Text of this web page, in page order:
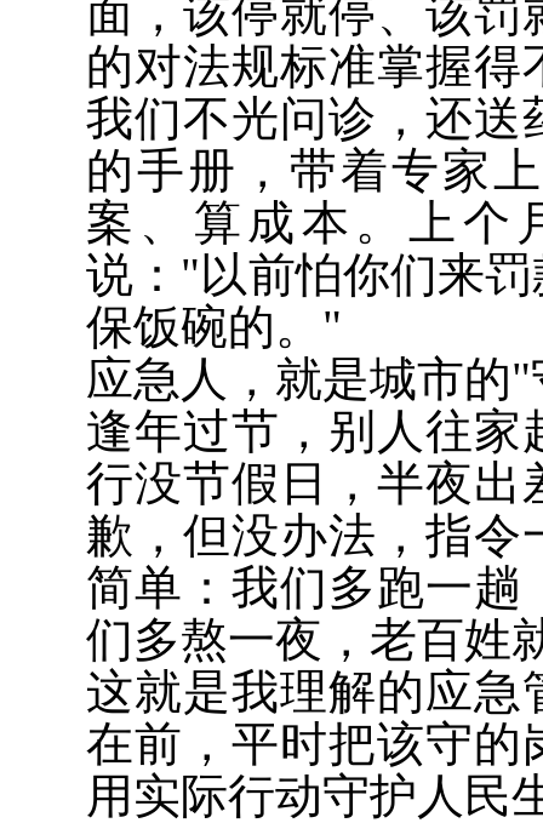
面，该停就停、该罚
的对法规标准掌握得
我们不光问诊，还送
的手册，带着专家
案、算成本。上个
说："以前怕你们来
保饭碗的。"
应急人，就是城市的
逢年过节，别人往家
行没节假日，半夜出
歉，但没办法，指令
简单：我们多跑一趟
们多熬一夜，老百姓
这就是我理解的应急
在前，平时把该守的
用实际行动守护人民